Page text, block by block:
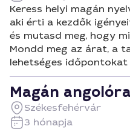
Keress helyi magán
aki érti a kezdők
és mutasd meg, hogy
Mondd meg az árat, a
lehetséges
Magán
Székesfehérvár
3 hónapja